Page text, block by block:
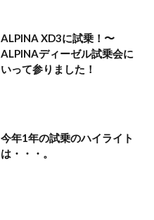
ALPINA XD3に試乗！〜
ALPINAディーゼル試乗会に
いって参りました！
今年1年の試乗のハイライト
は・・・。